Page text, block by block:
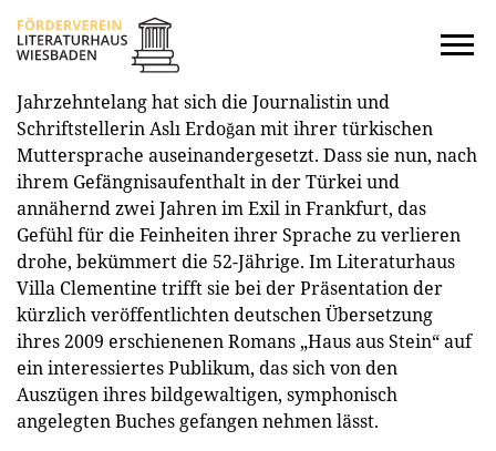
Startseite
Kalender
Journal
Ins Offene
Literaturforum
Hören
Stipendium
Jahrzehntelang hat sich die Journalistin und
Schriftstellerin Aslı Erdoğan mit ihrer türkischen
Muttersprache auseinandergesetzt. Dass sie nun, nach
ihrem Gefängnisaufenthalt in der Türkei und
annähernd zwei Jahren im Exil in Frankfurt, das
Gefühl für die Feinheiten ihrer Sprache zu verlieren
drohe, bekümmert die 52-Jährige. Im Literaturhaus
Villa Clementine trifft sie bei der Präsentation der
kürzlich veröffentlichten deutschen Übersetzung
ihres 2009 erschienenen Romans „Haus aus Stein“ auf
ein interessiertes Publikum, das sich von den
Auszügen ihres bildgewaltigen, symphonisch
angelegten Buches gefangen nehmen lässt.